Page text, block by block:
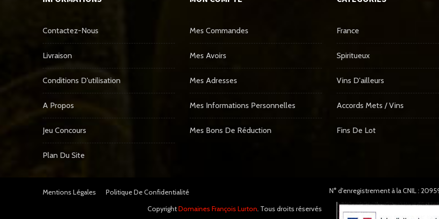
Contactez-Nous
Livraison
Conditions D'utilisation
A Propos
Jeu Concours
Plan Du Site
Mes Commandes
Mes Avoirs
Mes Adresses
Mes Informations Personnelles
Mes Bons De Réduction
France
Spiritueux
Vins D'ailleurs
Accords Mets / Vins
Fins De Lot
Mentions Légales Politique De Confidentialité N° d'enregistrement à la CNIL :
CopyrightDomaines François Lurton. Tous droits réservés